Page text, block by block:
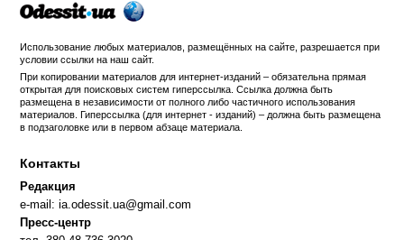
Использование любых материалов, размещённых на сайте, разрешается при
условии ссылки нанаш сайт.
При копировании материалов для интернет-изданий – обязательна прямая
открытая для поисковых систем гиперссылка. Ссылка должна быть
размещена в независимости от полного либо частичного использования
материалов. Гиперссылка (для интернет - изданий) – должна быть размещена
в подзаголовке или в первом абзаце материала.
Контакты
Редакция
e-mail:ia.odessit.ua@gmail.com
Пресс-центр